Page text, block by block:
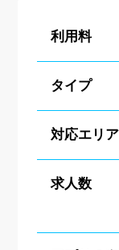
利用料
タイプ
対応エリア
求人数